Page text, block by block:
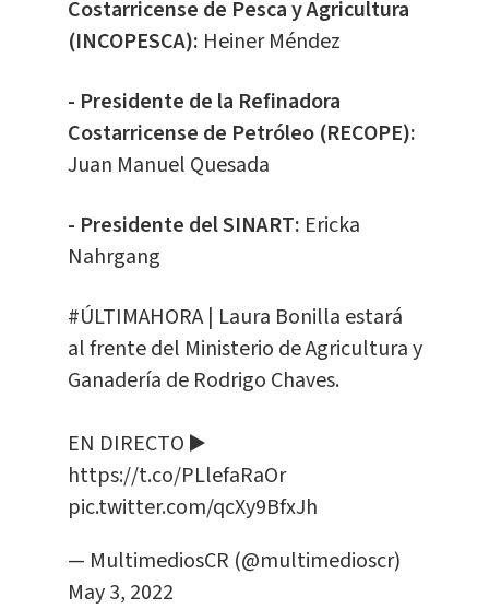
Costarricense de Pesca y Agricultura
(INCOPESCA): Heiner Méndez
- Presidente de la Refinadora
Costarricense de Petróleo (RECOPE):
Juan Manuel Quesada
- Presidente del SINART: Ericka
Nahrgang
#ÚLTIMAHORA| Laura Bonilla estará
al frente del Ministerio de Agricultura y
Ganadería de Rodrigo Chaves.
EN DIRECTO ▶️
https://t.co/PLlefaRaOr
pic.twitter.com/qcXy9BfxJh
— MultimediosCR (@multimedioscr)
May 3, 2022